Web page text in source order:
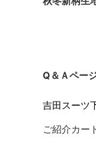
Q＆Ａペー
吉田スーツ
ご紹介カー